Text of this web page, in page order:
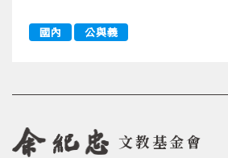
國內 公與義
文教基金會